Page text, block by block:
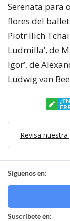
Serenata para
flores del ballet
Piotr Ilich
Ludmilla’, de
Igor’, de
Ludwig van
Revisa
Síguenos en:
Suscríbete en: